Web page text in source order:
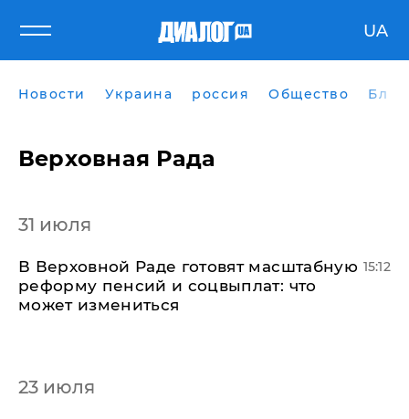
UA
Новости Украина россия Общество
Верховная Рада
31 июля
В Верховной Раде готовят масштабную
реформу пенсий и соцвыплат: что
может измениться
15:12
23 июля